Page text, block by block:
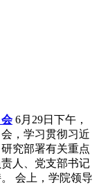
6月29日下午，
，学习贯彻习近
究部署有关重点
人、党支部书记
会上，学院领导